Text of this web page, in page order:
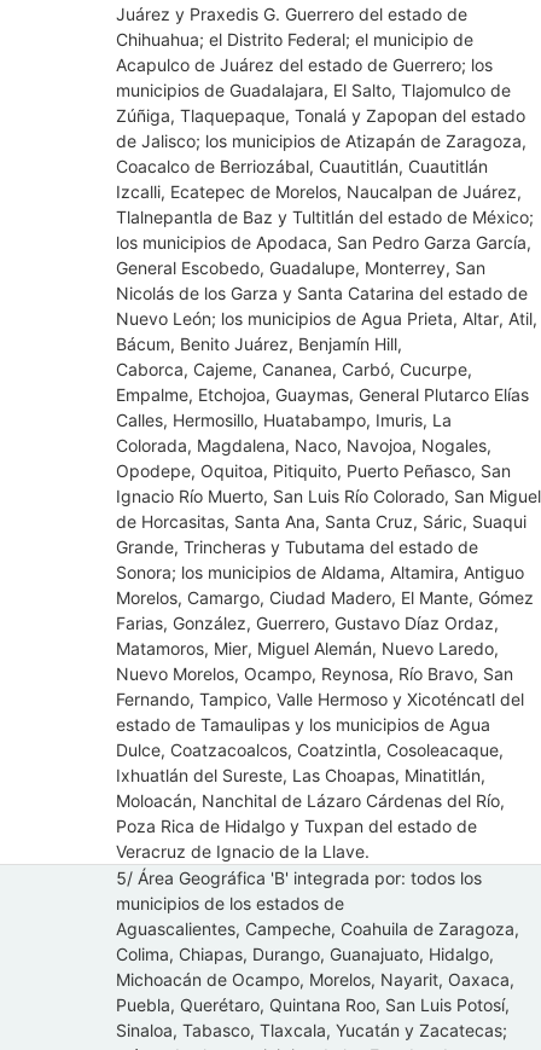
Juárez y Praxedis G. Guerrero del estado de
Chihuahua; el Distrito Federal; el municipio de
Acapulco de Juárez del estado de Guerrero; los
municipios de Guadalajara, El Salto, Tlajomulco de
Zúñiga, Tlaquepaque, Tonalá y Zapopan del estado
de Jalisco; los municipios de Atizapán de Zaragoza,
Coacalco de Berriozábal, Cuautitlán, Cuautitlán
Izcalli, Ecatepec de Morelos, Naucalpan de Juárez,
Tlalnepantla de Baz y Tultitlán del estado de México;
los municipios de Apodaca, San Pedro Garza García,
General Escobedo, Guadalupe, Monterrey, San
Nicolás de los Garza y Santa Catarina del estado de
Nuevo León; los municipios de Agua Prieta, Altar, Atil,
Bácum, Benito Juárez, Benjamín Hill,
Caborca, Cajeme, Cananea, Carbó, Cucurpe,
Empalme, Etchojoa, Guaymas, General Plutarco Elías
Calles, Hermosillo, Huatabampo, Imuris, La
Colorada, Magdalena, Naco, Navojoa, Nogales,
Opodepe, Oquitoa, Pitiquito, Puerto Peñasco, San
Ignacio Río Muerto, San Luis Río Colorado, San Miguel
de Horcasitas, Santa Ana, Santa Cruz, Sáric, Suaqui
Grande, Trincheras y Tubutama del estado de
Sonora; los municipios de Aldama, Altamira, Antiguo
Morelos, Camargo, Ciudad Madero, El Mante, Gómez
Farias, González, Guerrero, Gustavo Díaz Ordaz,
Matamoros, Mier, Miguel Alemán, Nuevo Laredo,
Nuevo Morelos, Ocampo, Reynosa, Río Bravo, San
Fernando, Tampico, Valle Hermoso y Xicoténcatl del
estado de Tamaulipas y los municipios de Agua
Dulce, Coatzacoalcos, Coatzintla, Cosoleacaque,
Ixhuatlán del Sureste, Las Choapas, Minatitlán,
Moloacán, Nanchital de Lázaro Cárdenas del Río,
Poza Rica de Hidalgo y Tuxpan del estado de
Veracruz de Ignacio de la Llave.
5/ Área Geográfica 'B' integrada por: todos los
municipios de los estados de
Aguascalientes, Campeche, Coahuila de Zaragoza,
Colima, Chiapas, Durango, Guanajuato, Hidalgo,
Michoacán de Ocampo, Morelos, Nayarit, Oaxaca,
Puebla, Querétaro, Quintana Roo, San Luis Potosí,
Sinaloa, Tabasco, Tlaxcala, Yucatán y Zacatecas;